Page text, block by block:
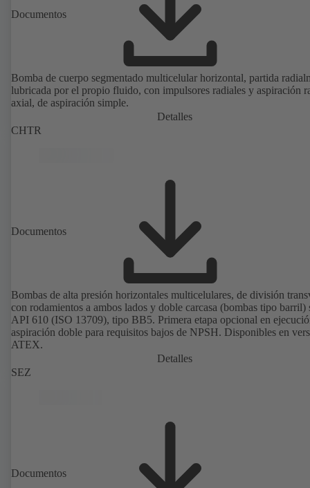
Documentos
Bomba de cuerpo segmentado multicelular horizontal, partida
lubricada por el propio fluido, con impulsores radiales y aspiración
axial, de aspiración simple.
Detalles
CHTR
Documentos
Bombas de alta presión horizontales multicelulares, de división
con rodamientos a ambos lados y doble carcasa (bombas tipo barril)
API 610 (ISO 13709), tipo BB5. Primera etapa opcional en
aspiración doble para requisitos bajos de NPSH. Disponibles en
ATEX.
Detalles
SEZ
Documentos